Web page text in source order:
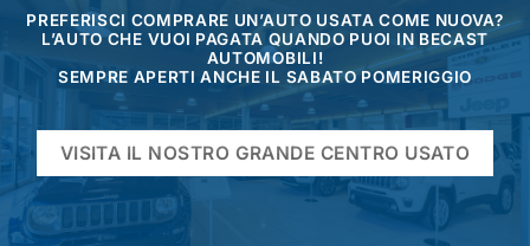
PREFERISCI COMPRARE UN’AUTO USATA COME NUOVA?
L’AUTO CHE VUOI PAGATA QUANDO PUOI IN BECAST
AUTOMOBILI!
SEMPRE APERTI ANCHE IL SABATO POMERIGGIO
VISITA IL NOSTRO GRANDE CENTRO USATO